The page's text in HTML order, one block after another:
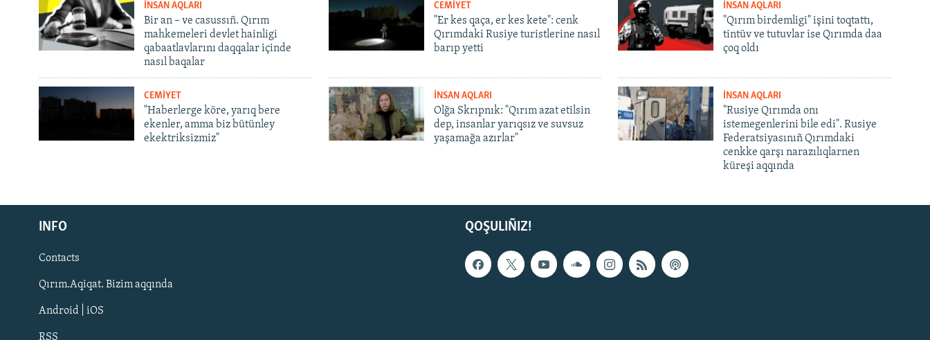
Русский
Українською
QOŞULIÑIZ!
İNSAN AQLARI
Bir an – ve casussıñ. Qırım
mahkemeleri devlet hainligi
qabaatlavlarını daqqalar içinde
nasıl baqalar
CEMİYET
"Er kes qaça, er kes kete": cenk
Qırımdaki Rusiye turistlerine nasıl
barıp yetti
İNSAN AQLARI
"Qırım birdemligi" işini toqtattı,
tintüv ve tutuvlar ise Qırımda daa
çoq oldı
CEMİYET
"Haberlerge köre, yarıq bere
ekenler, amma biz bütünley
ekektriksizmiz"
İNSAN AQLARI
Olğa Skrıpnık: "Qırım azat etilsin
dep, insanlar yarıqsız ve suvsuz
yaşamağa azırlar"
İNSAN AQLARI
"Rusiye Qırımda onı
istemegenlerini bile edi". Rusiye
Federatsiyasınıñ Qırımdaki
cenkke qarşı narazılıqlarnen
küreşi aqqında
QOŞULIÑIZ!
INFO
Contacts
Qırım.Aqiqat. Bizim aqqında
Android | iOS
RSS